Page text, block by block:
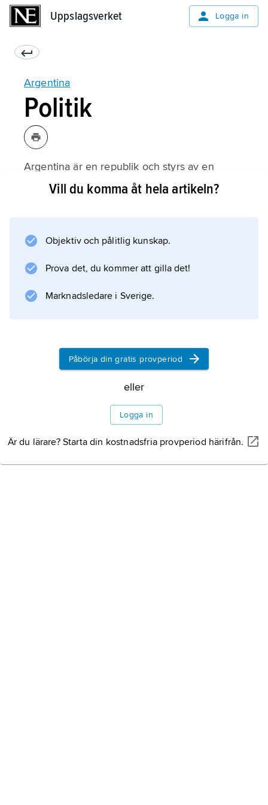
Uppslagsverket Logga in
Argentina
Politik
Argentina är en republik och styrs av en
president som har mycket makt. Kongressen
Information om artikeln
Vill du komma åt hela artikeln?
Objektiv och pålitlig kunskap.
Prova det, du kommer att gilla det!
Marknadsledare i Sverige.
Påbörja din gratis provperiod
eller
Logga in
Är du lärare? Starta din kostnadsfria provperiod härifrån.